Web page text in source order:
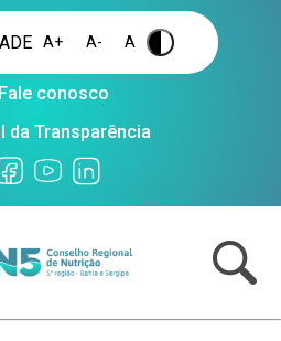
A+ A- A .
Fale conosco
da Transparência